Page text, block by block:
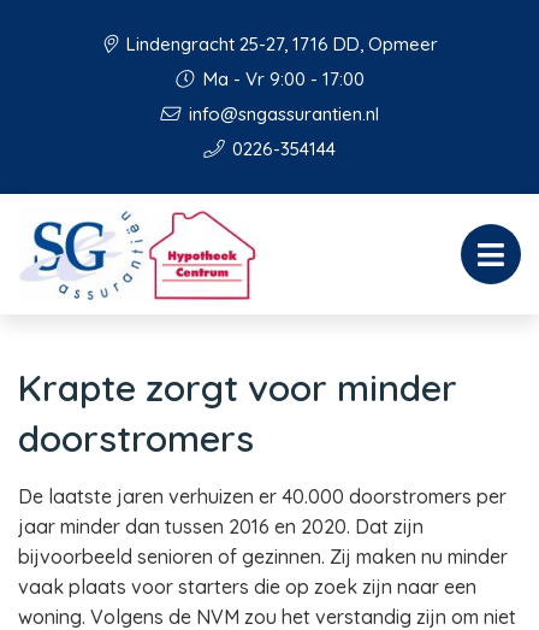
Lindengracht 25-27, 1716 DD, Opmeer
Ma - Vr 9:00 - 17:00
info@sngassurantien.nl
0226-354144
Krapte zorgt voor minder
doorstromers
De laatste jaren verhuizen er 40.000 doorstromers per
jaar minder dan tussen 2016 en 2020. Dat zijn
bijvoorbeeld senioren of gezinnen. Zij maken nu minder
vaak plaats voor starters die op zoek zijn naar een
woning. Volgens de NVM zou het verstandig zijn om niet